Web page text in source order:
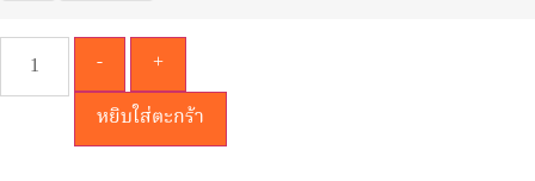
-
+
หยิบใส่ตะกร้า